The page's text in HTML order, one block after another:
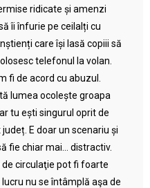
ridicate și amenzi
îi înfurie pe ceilalți cu
care își lasă copiii să
telefonul la volan.
fi de acord cu abuzul.
lumea ocolește groapa
tu ești singurul oprit de
E doar un scenariu și
fie chiar mai… distractiv.
circulaţie pot fi foarte
nu se întâmplă aşa de